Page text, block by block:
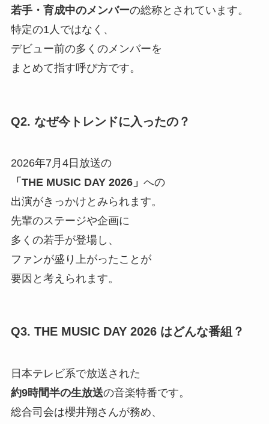
若手・育成中のメンバーの総称とされています。
特定の1人ではなく、
デビュー前の多くのメンバーを
まとめて指す呼び方です。
Q2. なぜ今トレンドに入ったの？
2026年7月4日放送の
「THE MUSIC DAY 2026」 への
出演がきっかけとみられます。
先輩のステージや企画に
多くの若手が登場し、
ファンが盛り上がったことが
要因と考えられます。
Q3. THE MUSIC DAY 2026 はどんな番組？
日本テレビ系で放送された
約9時間半の生放送の音楽特番です。
総合司会は櫻井翔さんが務め、